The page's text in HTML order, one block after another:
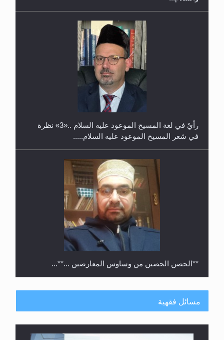
حفل توزيع الشهادات في الجامعة الأحمدية بنيجيريا لعام
رأيٌ في لغة المسيح الموعود عليه السلام ..«3» نظرة
في شعر المسيح الموعود عليه السلام.....
**الحصن الحصين من وساوس المعارضين ...**...
مسائل فقهية